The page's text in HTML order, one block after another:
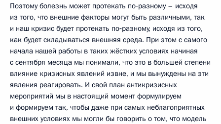
Поэтому болезнь может протекать по‑разному – исходя
из того, что внешние факторы могут быть различными, так
и наш кризис будет протекать по‑разному, исходя из того,
как будет складываться внешняя среда. При этом с самого
начала нашей работы в таких жёстких условиях начиная
с сентября месяца мы понимали, что это в большей степени
влияние кризисных явлений извне, и мы вынуждены на эти
явления реагировать. И свой план антикризисных
мероприятий мы в настоящий момент формулируем
и формируем так, чтобы даже при самых неблагоприятных
внешних условиях мы могли бы говорить о том, что модель